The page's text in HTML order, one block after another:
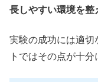
長しやすい環境を整
実験の成功には適切
トではその点が十分